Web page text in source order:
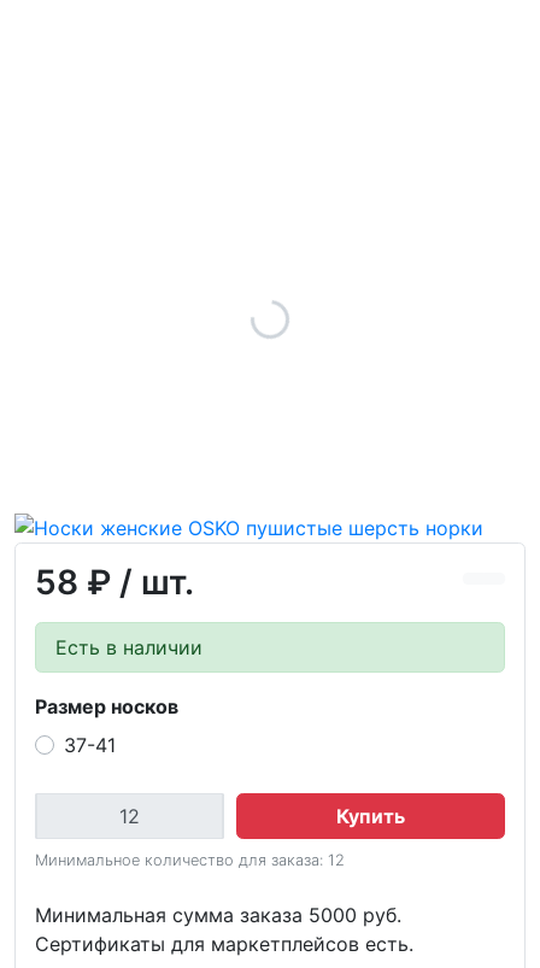
58 ₽ / шт.
Есть в наличии
Размер носков
37-41
Купить
Минимальное количество для заказа: 12
Минимальная сумма заказа 5000 руб.
Сертификаты для маркетплейсов есть.